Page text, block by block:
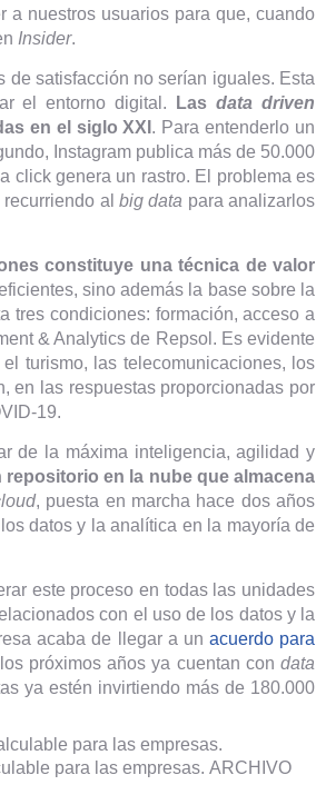
a nuestros usuarios para que, cuando
Insider.
satisfacción no serían iguales. Esta
el entorno digital.
Lasdata driven
en el siglo XXI . Para entenderlo un
Instagram publica más de 50.000
click genera un rastro. El problema es
al big data para analizarlos
constituye una técnica de valor
sino además la base sobre la
tres condiciones: formación, acceso a
& Analytics de Repsol. Es evidente
turismo, las telecomunicaciones, los
en las respuestas proporcionadas por
19.
de la máxima inteligencia, agilidad y
repositorio en la nube que almacena
, puesta en marcha hace dos años
datos y la analítica en la mayoría de
este proceso en todas las unidades
con el uso de los datos y la
acaba de llegar a un acuerdo para
próximos años ya cuentan condata
ya estén invirtiendo más de 180.000
para las empresas. ARCHIVO